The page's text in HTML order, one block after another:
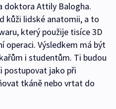
doktora Attily Balogha.
kůži lidské anatomii, a to
který použije tisíce 3D
operaci. Výsledkem má být
i studentům. Ti budou
postupovat jako při
tkáně nebo vrtat do